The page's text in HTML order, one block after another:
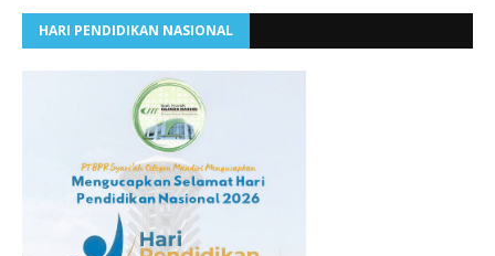
HARI PENDIDIKAN NASIONAL